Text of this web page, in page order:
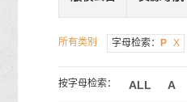
所有类别 字母检索： P X
按字母检索： ALL A